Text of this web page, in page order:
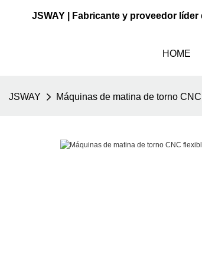
JSWAY | Fabricante y proveedor
HOME
JSWAY Máquinas de matina de torno